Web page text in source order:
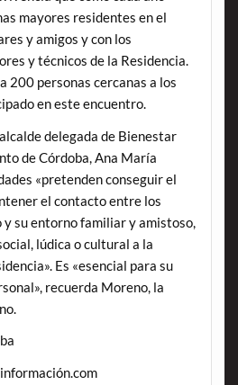
mayores residentes en el
y amigos y con los
y técnicos de la Residencia.
200 personas cercanas a los
en este encuentro.
delegada de Bienestar
de Córdoba, Ana María
«pretenden conseguir el
el contacto entre los
su entorno familiar y amistoso,
lúdica o cultural a la
Es «esencial para su
recuerda Moreno, la